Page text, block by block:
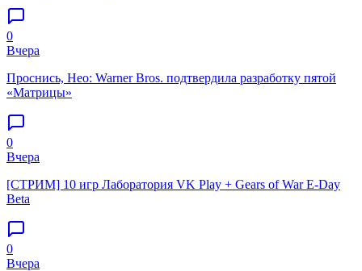
0
Вчера
Проснись, Нео: Warner Bros. подтвердила разработку пятой
«Матрицы»
0
Вчера
[СТРИМ] 10 игр Лаборатория VK Play + Gears of War E-Day
Beta
0
Вчера